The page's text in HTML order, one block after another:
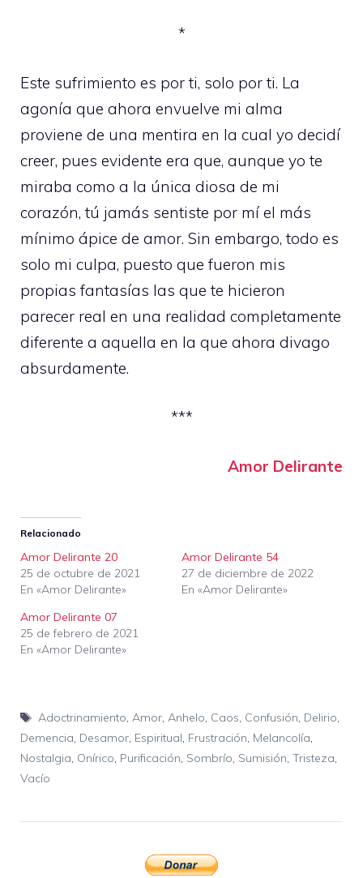
*
Este sufrimiento es por ti, solo por ti. La
agonía que ahora envuelve mi alma
proviene de una mentira en la cual yo decidí
creer, pues evidente era que, aunque yo te
miraba como a la única diosa de mi
corazón, tú jamás sentiste por mí el más
mínimo ápice de amor. Sin embargo, todo es
solo mi culpa, puesto que fueron mis
propias fantasías las que te hicieron
parecer real en una realidad completamente
diferente a aquella en la que ahora divago
absurdamente.
***
Amor Delirante
Relacionado
Amor Delirante 20
25 de octubre de 2021
En «Amor Delirante»
Amor Delirante 54
27 de diciembre de 2022
En «Amor Delirante»
Amor Delirante 07
25 de febrero de 2021
En «Amor Delirante»
Etiquetas
Adoctrinamiento, Amor, Anhelo, Caos, Confusión, Delirio,
Demencia, Desamor, Espiritual, Frustración, Melancolía,
Nostalgia, Onírico, Purificación, Sombrío, Sumisión, Tristeza,
Vacío